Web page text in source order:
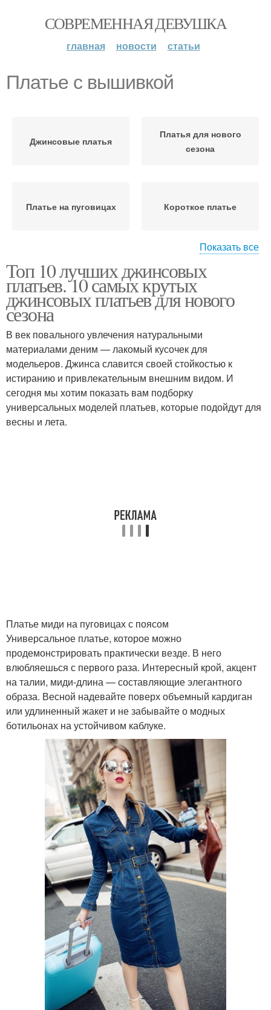
СОВРЕМЕННАЯ ДЕВУШКА
главная новости статьи
Платье с вышивкой
Джинсовые платья
Платья для нового
сезона
Платье на пуговицах Короткое платье
металлических
бретельках-цепочках
Платье с рюшами
Платье с верхом Джинсовое платье
Платье с эластичным
поясом
Показать все
Топ 10 лучших джинсовых
платьев. 10 самых крутых
джинсовых платьев для нового
сезона
В век повального увлечения натуральными
материалами деним — лакомый кусочек для
модельеров. Джинса славится своей стойкостью к
истиранию и привлекательным внешним видом. И
сегодня мы хотим показать вам подборку
универсальных моделей платьев, которые подойдут для
весны и лета.
Платье миди на пуговицах с поясом
Универсальное платье, которое можно
продемонстрировать практически везде. В него
влюбляешься с первого раза. Интересный крой, акцент
на талии, миди-длина — составляющие элегантного
образа. Весной надевайте поверх объемный кардиган
или удлиненный жакет и не забывайте о модных
ботильонах на устойчивом каблуке.